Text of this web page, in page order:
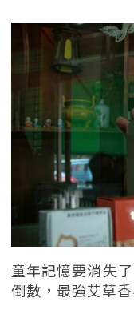
童年記憶要消失
倒數，最強艾草